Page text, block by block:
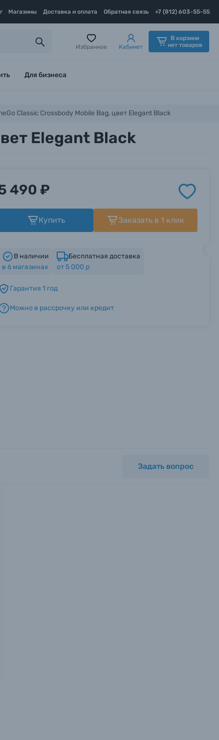
Магазины Доставка и оплата Обратная связь +7 (812) 603-55-55
Избранное Кабинет
В корзине
нет товаров
Для бизнеса
Classic Crossbody Mobile Bag, цвет Elegant Black
Elegant Black
с
490 ₽
Купить Заказать в 1 клик
В наличии
в 6магазинах
Бесплатная доставка
от 5 000 р
Гарантия 1 год
Можно в рассрочку или кредит
Задать вопрос